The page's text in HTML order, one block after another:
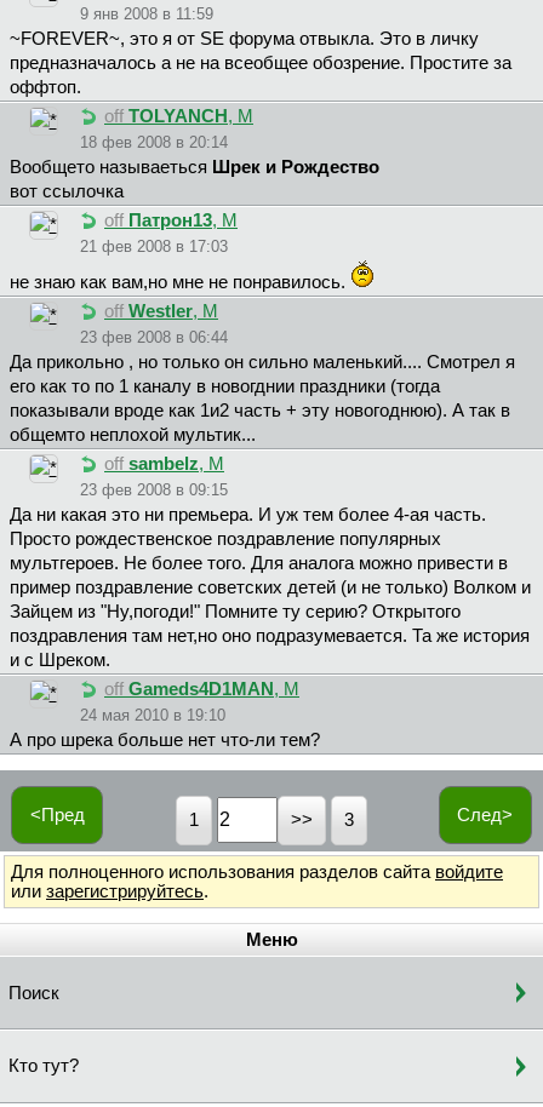
9 янв 2008 в 11:59
~FOREVER~, это я от SЕ форума отвыкла. Это в личку
предназначалось а не на всеобщее обозрение. Простите за
оффтоп.
off TOLYANCH , М
18 фев 2008 в 20:14
Вообщето называеться Шрек и Рождество
вот ссылочка
off Пaтpoн13, М
21 фев 2008 в 17:03
не знаю как вам,но мне не понравилось.
off Westler, М
23 фев 2008 в 06:44
Да прикольно , но только он сильно маленький.... Смотрел я
его как то по 1 каналу в новогднии праздники (тогда
показывали вроде как 1и2 часть + эту новогоднюю). А так в
общемто неплохой мультик...
off sambelz, М
23 фев 2008 в 09:15
Да ни какая это ни премьера. И уж тем более 4-ая часть.
Просто рождественское поздравление популярных
мультгероев. Не более того. Для аналога можно привести в
пример поздравление советских детей (и не только) Волком и
Зайцем из "Ну,погоди!" Помните ту серию? Открытого
поздравления там нет,но оно подразумевается. Та же история
и с Шреком.
off Gameds4D1MAN , М
24 мая 2010 в 19:10
А про шрека больше нет что-ли тем?
<Пред След>
1 3
Для полноценного использования разделов сайта войдите
или зарегистрируйтесь.
Меню
Поиск
Кто тут?